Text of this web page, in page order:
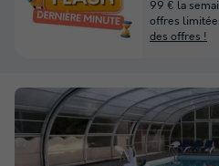
99 € la
offres
des offres !